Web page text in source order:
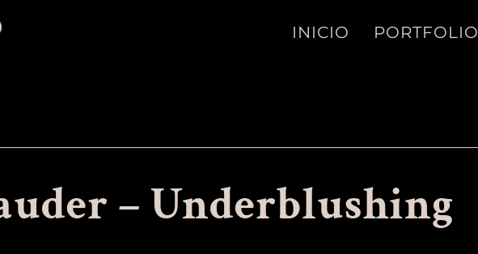
INICIO PORTFOLIO
– Underblushing